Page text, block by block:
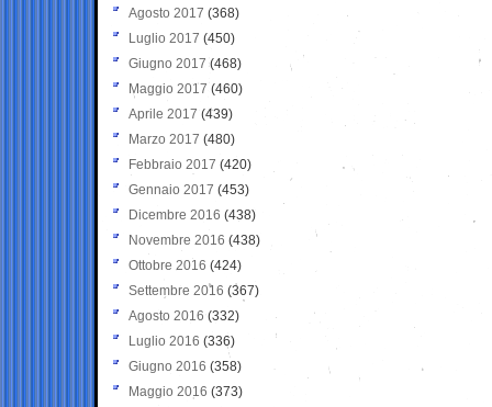
Agosto 2017 (368)
Luglio 2017 (450)
Giugno 2017 (468)
Maggio 2017 (460)
Aprile 2017 (439)
Marzo 2017 (480)
Febbraio 2017 (420)
Gennaio 2017 (453)
Dicembre 2016 (438)
Novembre 2016 (438)
Ottobre 2016 (424)
Settembre 2016 (367)
Agosto 2016 (332)
Luglio 2016 (336)
Giugno 2016 (358)
Maggio 2016 (373)